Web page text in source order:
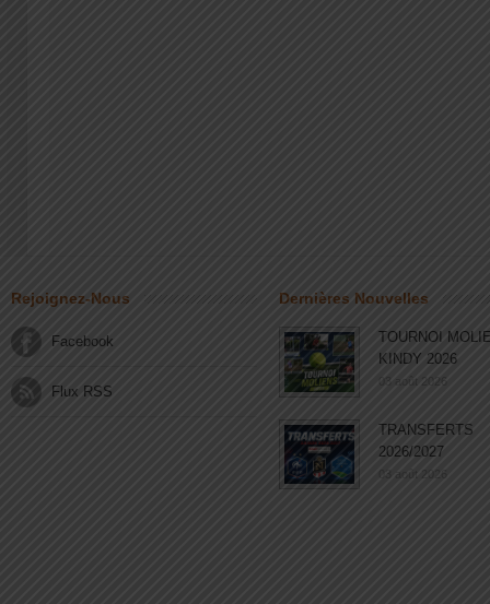
Rejoignez-Nous
Facebook
Flux RSS
Dernières Nouvelles
TOURNOI
KINDY 2026
03 août 2026
TRANSFERTS
2026/2027
03 août 2026